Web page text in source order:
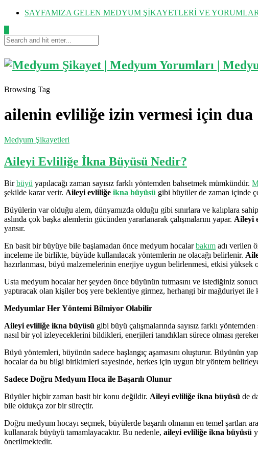
SAYFAMIZA GELEN MEDYUM ŞİKAYETLERİ VE
Browsing Tag
ailenin evliliğe izin vermesi için dua
Medyum Şikayetleri
Aileyi Evliliğe İkna Büyüsü Nedir?
Birbüyü yapılacağı zaman sayısız farklı yöntemden bahsetmek mümkündür.
şekilde karar verir. Aileyi evliliğe ikna büyüsü gibi büyüler de zaman içinde
Büyülerin var olduğu alem, dünyamızda olduğu gibi sınırlara ve kalıplara
aslında çok başka alemlerin gücünden yararlanarak çalışmalarını yapar. Aileyi
yansır.
En basit bir büyüye bile başlamadan önce medyum hocalarbakım adı verilen
inceleme ile birlikte, büyüde kullanılacak yöntemlerin ne olacağı belirlenir.
hazırlanması, büyü malzemelerinin enerjiye uygun belirlenmesi, etkisi yüksek
Usta medyum hocalar her şeyden önce büyünün tutmasını ve istediğiniz
yaptıracak olan kişiler boş yere beklentiye girmez, herhangi bir mağduriyet ile
Medyumlar Her Yöntemi Bilmiyor Olabilir
Aileyi evliliğe ikna büyüsü gibi büyü çalışmalarında sayısız farklı
nasıl bir yol izleyeceklerini bildikleri, enerjileri tanıdıkları sürece olması
Büyü yöntemleri, büyünün sadece başlangıç aşamasını oluşturur. Büyünün
hocalar da bu bilgi birikimleri sayesinde, herkes için uygun bir yöntem
Sadece Doğru Medyum Hoca ile Başarılı Olunur
Büyüler hiçbir zaman basit bir konu değildir. Aileyi evliliğe ikna büyüsü de
bile oldukça zor bir süreçtir.
Doğru medyum hocayı seçmek, büyülerde başarılı olmanın en temel şartları
kullanarak büyüyü tamamlayacaktır. Bu nedenle, aileyi evliliğe ikna büyüsü
önerilmektedir.